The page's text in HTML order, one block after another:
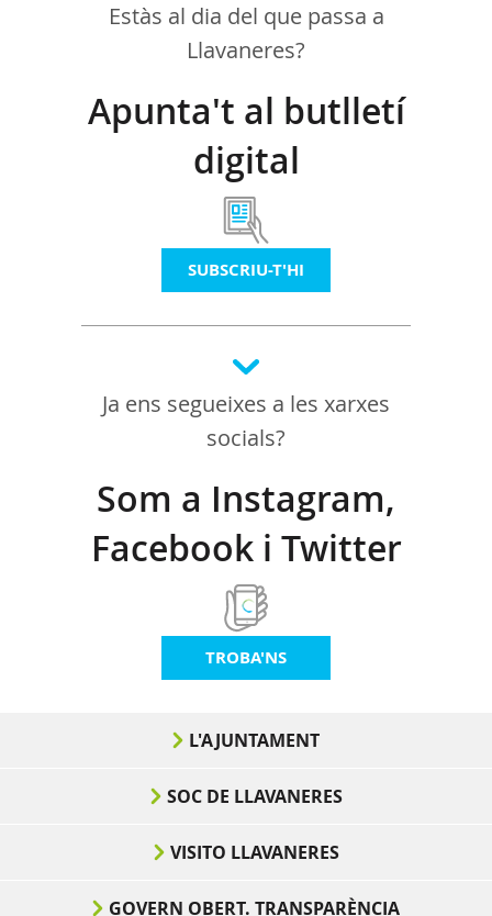
Estàs al dia del que passa a
Llavaneres?
Apunta't al butlletí
digital
SUBSCRIU-T'HI
Ja ens segueixes a les xarxes
socials?
Som a Instagram,
Facebook i Twitter
TROBA'NS
L'AJUNTAMENT
SOC DE LLAVANERES
VISITO LLAVANERES
GOVERN OBERT. TRANSPARÈNCIA